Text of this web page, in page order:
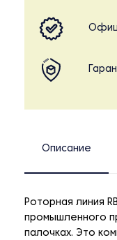
Описание
Роторная линия
промышленного
палочках. Это